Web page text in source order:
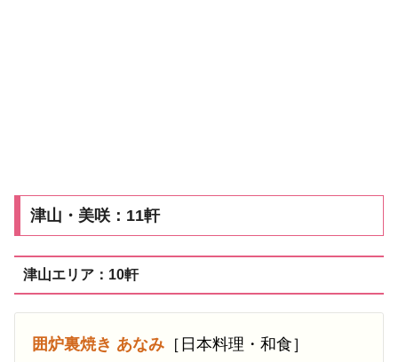
津山・美咲：11軒
津山エリア：10軒
囲炉裏焼き あなみ ［日本料理・和食］